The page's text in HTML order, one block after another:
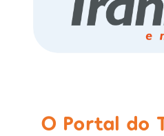
O Portal do